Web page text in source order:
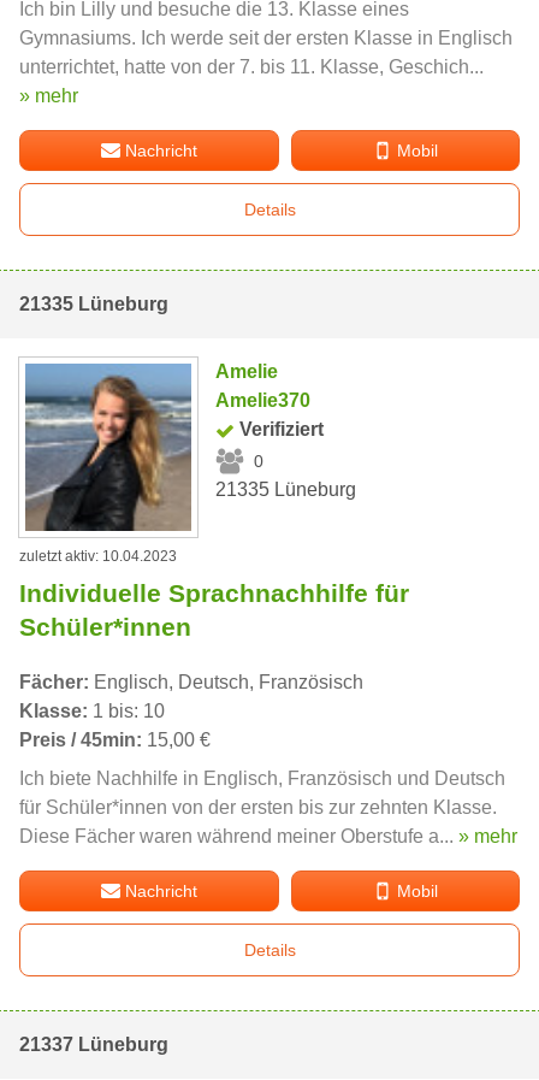
Ich bin Lilly und besuche die 13. Klasse eines
Gymnasiums. Ich werde seit der ersten Klasse in Englisch
unterrichtet, hatte von der 7. bis 11. Klasse, Geschich...
» mehr
Nachricht Mobil
Details
21335 Lüneburg
Amelie
Amelie370
Verifiziert
0
21335 Lüneburg
zuletzt aktiv: 10.04.2023
Individuelle Sprachnachhilfe für
Schüler*innen
Fächer: Englisch, Deutsch, Französisch
Klasse: 1 bis: 10
Preis / 45min: 15,00 €
Ich biete Nachhilfe in Englisch, Französisch und Deutsch
für Schüler*innen von der ersten bis zur zehnten Klasse.
Diese Fächer waren während meiner Oberstufe a... » mehr
Nachricht Mobil
Details
21337 Lüneburg